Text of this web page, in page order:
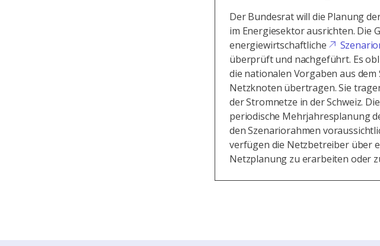
Der Bundesrat will die Planung
im Energiesektor ausrichten. Die
energiewirtschaftliche
überprüft und nachgeführt. Es
die nationalen Vorgaben aus
Netzknoten übertragen. Sie
der Stromnetze in der Schweiz.
periodische Mehrjahresplanung
den Szenariorahmen
verfügen die Netzbetreiber über
Netzplanung zu erarbeiten oder